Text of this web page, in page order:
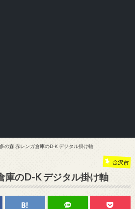
の森 赤レンガ倉庫のD-K デジタル掛け軸
金沢市
庫のD-K デジタル掛け軸